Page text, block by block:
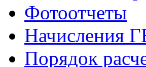
Фотоотчеты
Начисления
Порядок